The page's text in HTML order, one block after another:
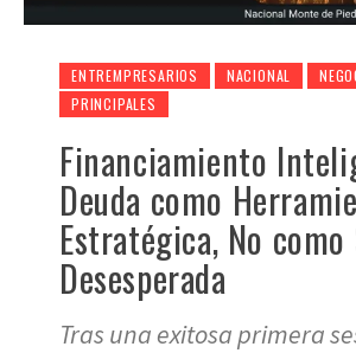
ENTREMPRESARIOS NACIONAL
PRINCIPALES
Financiamiento
Deuda como
Estratégica, No
Desesperada
Tras una exitosa primera